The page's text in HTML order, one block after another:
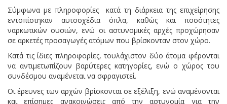
Σύμφωνα με πληροφορίες κατά τη διάρκεια της επιχείρησης
εντοπίστηκαν αυτοσχέδια όπλα, καθώς και ποσότητες
ναρκωτικών ουσιών, ενώ οι αστυνομικές αρχές προχώρησαν
σε αρκετές προσαγωγές ατόμων που βρίσκονταν στον χώρο.
Κατά τις ίδιες πληροφορίες, τουλάχιστον δύο άτομα φέρονται
να αντιμετωπίζουν βαρύτερες κατηγορίες, ενώ ο χώρος του
συνδέσμου αναμένεται να σφραγιστεί.
Οι έρευνες των αρχών βρίσκονται σε εξέλιξη, ενώ αναμένονται
και επίσημες ανακοινώσεις από την αστυνομία για την